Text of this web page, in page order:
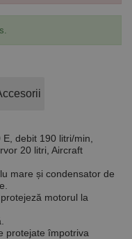
debit 190 litri/min,
20 litri, Aircraft
mare și condensator de
motorul la
protejate împotriva